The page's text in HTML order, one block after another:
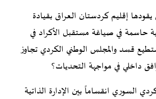
يقودها إقليم كردستان العراق بقيادة
حاسمة في صياغة مستقبل الأكراد في
قسد والمجلس الوطني الكردي تجاوز
داخلي في مواجهة التحديات؟
السوري انقساماً بين الإدارة الذاتية